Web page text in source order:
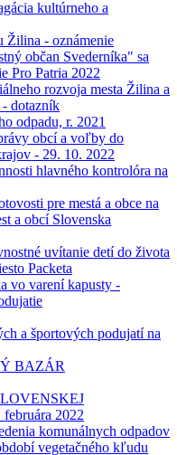
kultúrneho a
Žilina - oznámenie
občan Svederníka" sa
Pro Patria 2022
rozvoja mesta Žilina a
dotazník
odpadu, r. 2021
obcí a voľby do
- 29. 10. 2022
hlavného kontrolóra na
pre mestá a obce na
a obcí Slovenska
uvítanie detí do života
Packeta
vo varení kapusty -
a športových podujatí na
BAZÁR
2022
komunálnych odpadov
vegetačného kľudu